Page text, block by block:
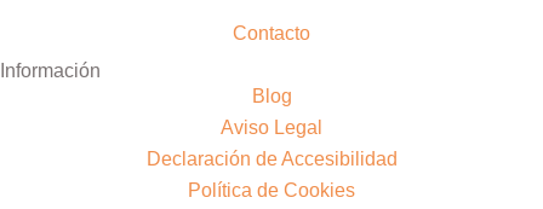
Contacto
Información
Blog
Aviso Legal
Declaración de Accesibilidad
Política de Cookies